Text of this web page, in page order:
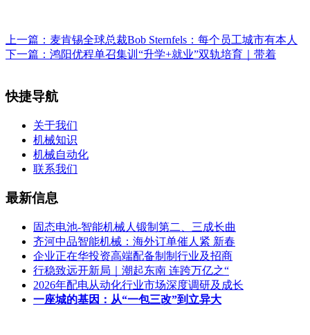
上一篇： 麦肯锡全球总裁Bob Sternfels：每个员工城市有本人
下一篇： 鸿阳优程单召集训“升学+就业”双轨培育｜带着
快捷导航
关于我们
机械知识
机械自动化
联系我们
最新信息
固态电池-智能机械人锻制第二、三成长曲
齐河中品智能机械：海外订单催人紧 新春
企业正在华投资高端配备制制行业及招商
行稳致远开新局｜潮起东南 连跨万亿之“
2026年配电从动化行业市场深度调研及成长
一座城的基因：从“一包三改”到立异大